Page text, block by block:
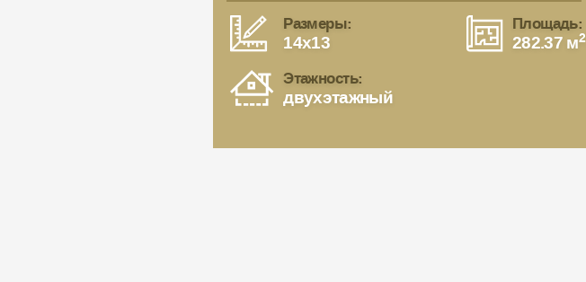
Размеры:
14x13
Площадь:
282.37 м2
Этажность:
двухэтажный